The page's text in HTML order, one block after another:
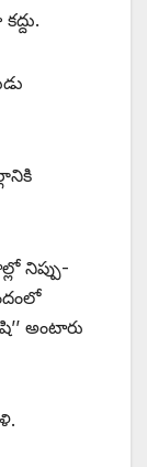
నిప్పు-
అంటారు